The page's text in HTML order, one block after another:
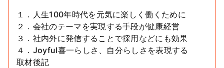
１．人生100年時代を元気に楽しく働くために
２．会社のテーマを実現する手段が健康経営
３．社内外に発信することで採用などにも効果
４．Joyful喜一らしさ、自分らしさを表現する
取材後記